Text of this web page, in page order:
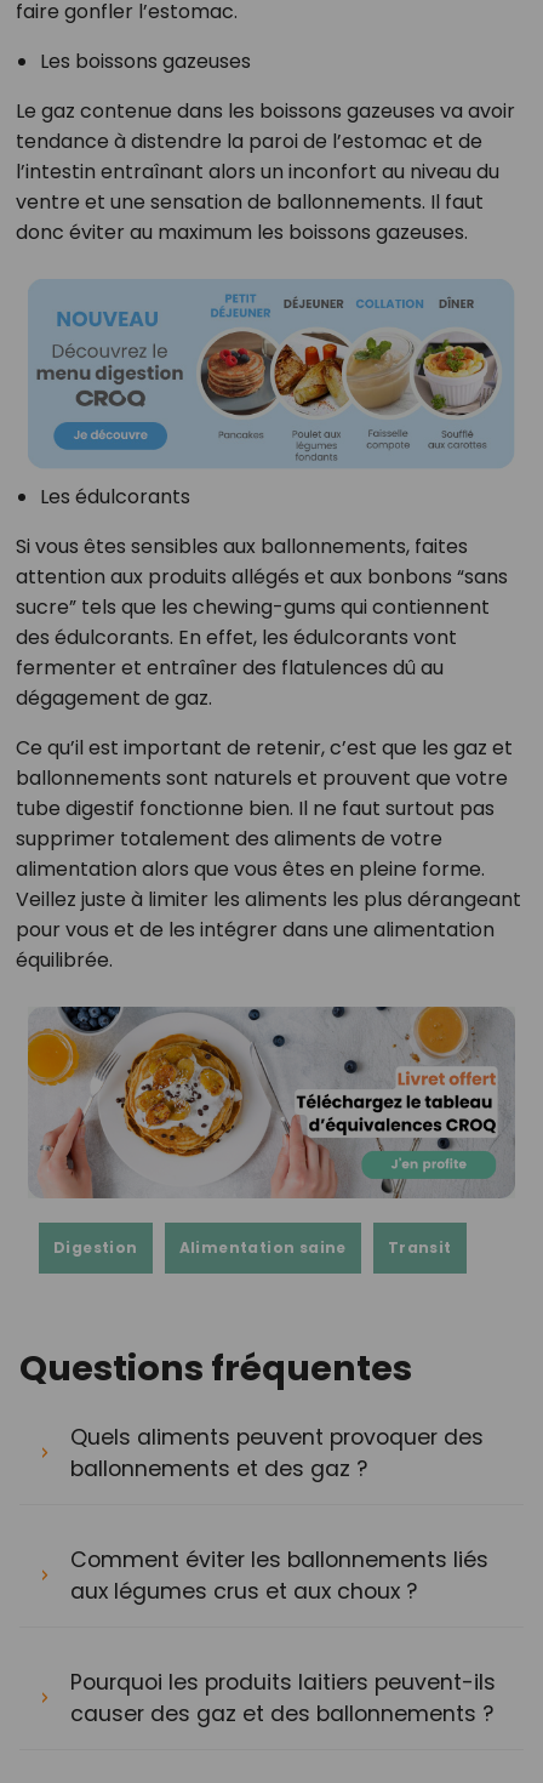
faire gonfler l’estomac.
Les boissons gazeuses
Le gaz contenue dans les boissons gazeuses va avoir
tendance à distendre la paroi de l’estomac et de
l’intestin entraînant alors un inconfort au niveau du
ventre et une sensation de ballonnements. Il faut
donc éviter au maximum les boissons gazeuses.
Les édulcorants
Si vous êtes sensibles aux ballonnements, faites
attention aux produits allégés et aux bonbons “sans
sucre” tels que les chewing-gums qui contiennent
des édulcorants. En effet, les édulcorants vont
fermenter et entraîner des flatulences dû au
dégagement de gaz.
Ce qu’il est important de retenir, c’est que les gaz et
ballonnements sont naturels et prouvent que votre
tube digestif fonctionne bien. Il ne faut surtout pas
supprimer totalement des aliments de votre
alimentation alors que vous êtes en pleine forme.
Veillez juste à limiter les aliments les plus dérangeant
pour vous et de les intégrer dans une alimentation
équilibrée.
Digestion Alimentation saine Transit
Questions fréquentes
Quels aliments peuvent provoquer des
ballonnements et des gaz ?
Comment éviter les ballonnements liés
aux légumes crus et aux choux ?
Pourquoi les produits laitiers peuvent-ils
causer des gaz et des ballonnements ?